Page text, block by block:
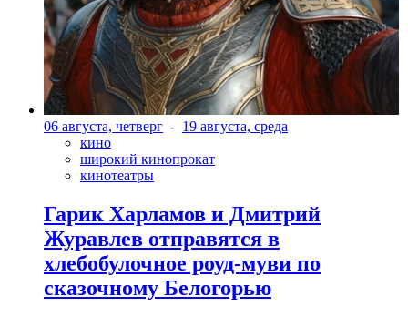
06 августа, четверг - 19 августа, среда
кино
широкий кинопрокат
кинотеатры
Гарик Харламов и Дмитрий
Журавлев отправятся в
хлебобулочное роуд-муви по
сказочному Белогорью